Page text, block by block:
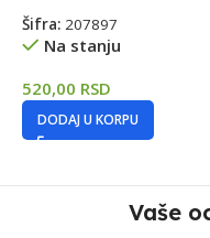
Šifra: 207897
Na stanju
520,00 RSD
DODAJ U KORPU
Vaše